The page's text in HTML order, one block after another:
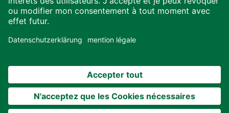
Mentions légales
Téléchargements
Cookies